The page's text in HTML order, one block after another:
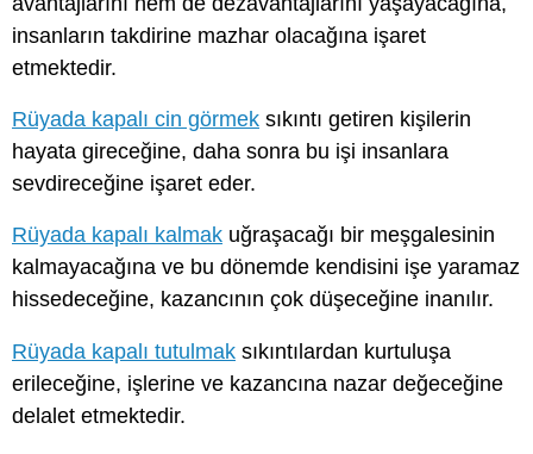
insanların takdirine mazhar olacağına işaret
etmektedir.
Rüyada kapalı cin görmek sıkıntı getiren kişilerin
hayata gireceğine, daha sonra bu işi insanlara
sevdireceğine işaret eder.
Rüyada kapalı kalmak uğraşacağı bir meşgalesinin
kalmayacağına ve bu dönemde kendisini işe yaramaz
hissedeceğine, kazancının çok düşeceğine inanılır.
Rüyada kapalı tutulmak sıkıntılardan kurtuluşa
erileceğine, işlerine ve kazancına nazar değeceğine
delalet etmektedir.